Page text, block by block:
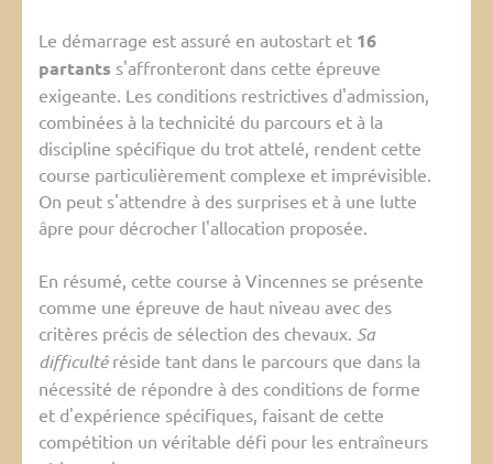
Le démarrage est assuré en autostart et 16
partants s'affronteront dans cette épreuve
exigeante. Les conditions restrictives d'admission,
combinées à la technicité du parcours et à la
discipline spécifique du trot attelé, rendent cette
course particulièrement complexe et imprévisible.
On peut s'attendre à des surprises et à une lutte
âpre pour décrocher l'allocation proposée.
En résumé, cette course à Vincennes se présente
comme une épreuve de haut niveau avec des
critères précis de sélection des chevaux. Sa
difficultéréside tant dans le parcours que dans la
nécessité de répondre à des conditions de forme
et d'expérience spécifiques, faisant de cette
compétition un véritable défi pour les entraîneurs